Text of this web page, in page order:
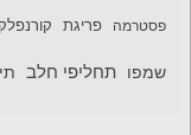
פסטרמה פריגת
שמפו תחליפי חלב